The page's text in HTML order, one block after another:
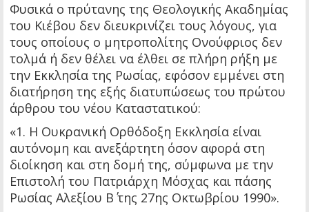
Φυσικά ο πρύτανης της Θεολογικής Ακαδημίας
του Κιέβου δεν διευκρινίζει τους λόγους, για
τους οποίους ο μητροπολίτης Ονούφριος δεν
τολμά ή δεν θέλει να έλθει σε πλήρη ρήξη με
την Εκκλησία της Ρωσίας, εφόσον εμμένει στη
διατήρηση της εξής διατυπώσεως του πρώτου
άρθρου του νέου Καταστατικού:
«1. Η Ουκρανική Ορθόδοξη Εκκλησία είναι
αυτόνομη και ανεξάρτητη όσον αφορά στη
διοίκηση και στη δομή της, σύμφωνα με την
Επιστολή του Πατριάρχη Μόσχας και πάσης
Ρωσίας Αλεξίου Β΄ της 27ης Οκτωβρίου 1990».